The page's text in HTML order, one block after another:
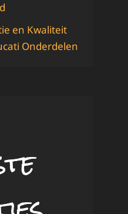
en Kwaliteit
Onderdelen